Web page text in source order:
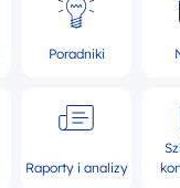
Poradniki
Raporty i analizy